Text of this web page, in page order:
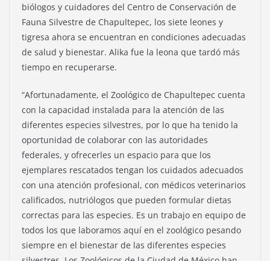
biólogos y cuidadores del Centro de Conservación de
Fauna Silvestre de Chapultepec, los siete leones y
tigresa ahora se encuentran en condiciones adecuadas
de salud y bienestar. Alika fue la leona que tardó más
tiempo en recuperarse.
“Afortunadamente, el Zoológico de Chapultepec cuenta
con la capacidad instalada para la atención de las
diferentes especies silvestres, por lo que ha tenido la
oportunidad de colaborar con las autoridades
federales, y ofrecerles un espacio para que los
ejemplares rescatados tengan los cuidados adecuados
con una atención profesional, con médicos veterinarios
calificados, nutriólogos que pueden formular dietas
correctas para las especies. Es un trabajo en equipo de
todos los que laboramos aquí en el zoológico pesando
siempre en el bienestar de las diferentes especies